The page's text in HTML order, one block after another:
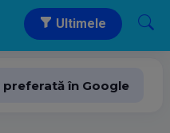
Ultimele
preferată în Google